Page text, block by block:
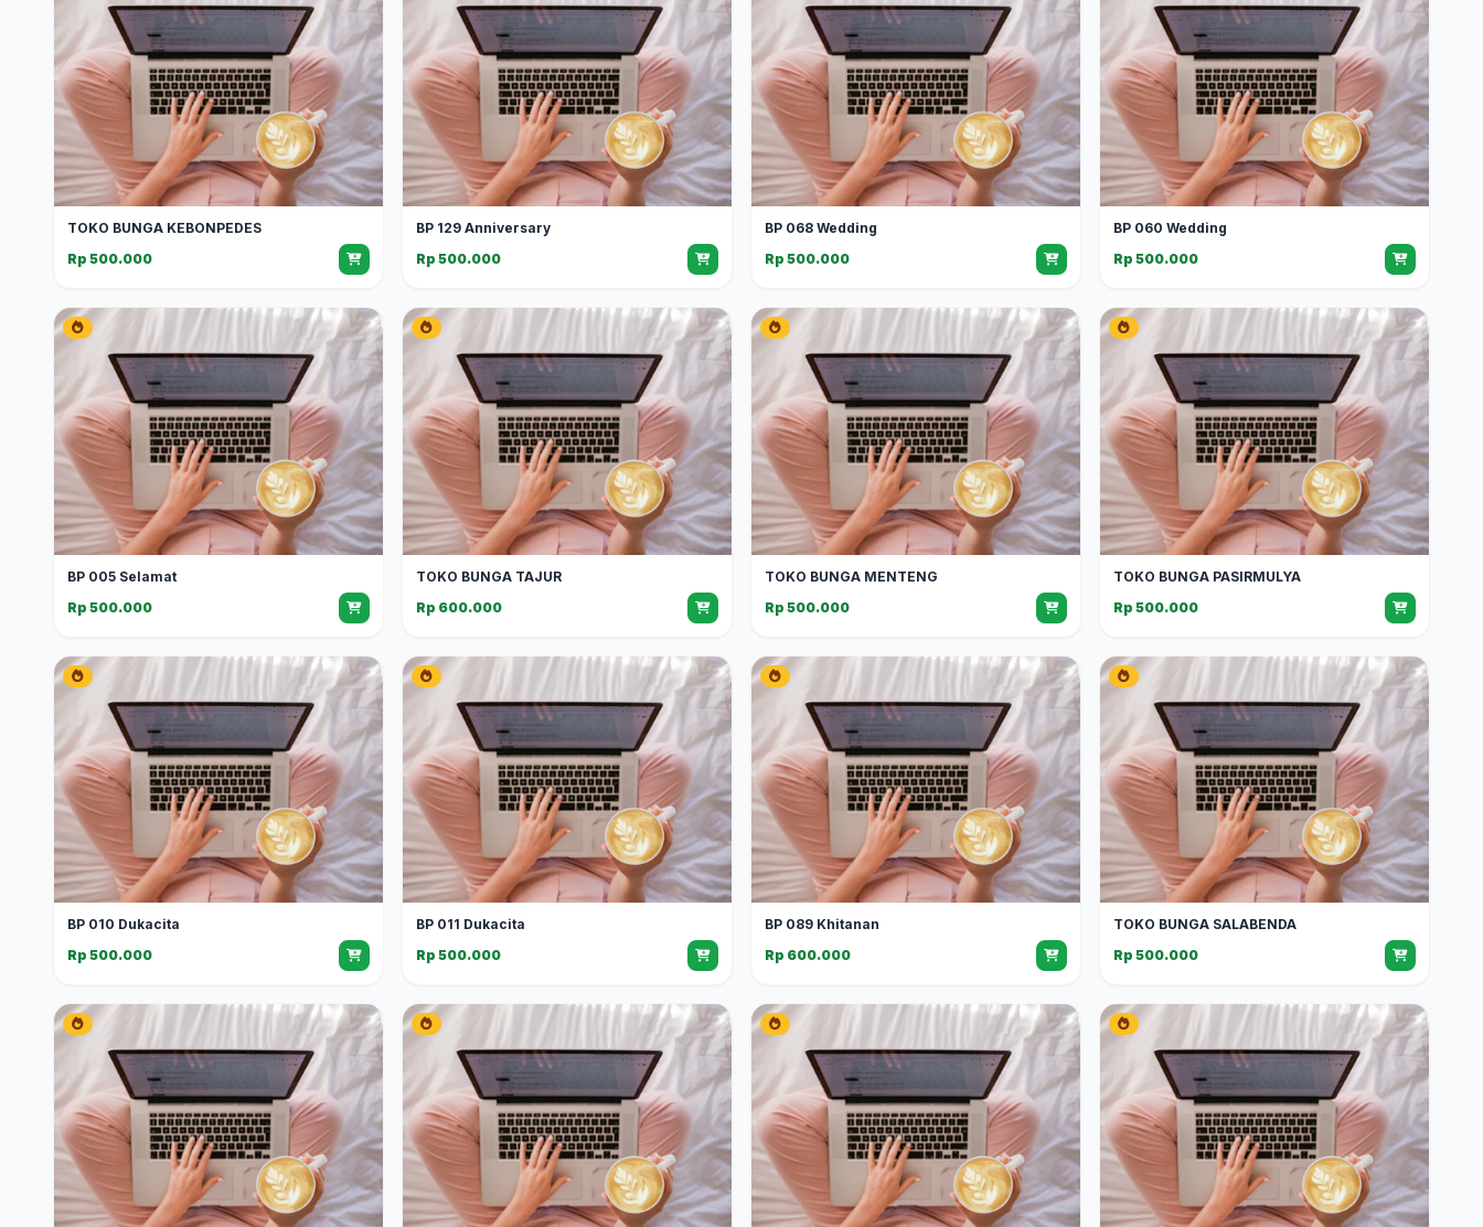
TOKO BUNGA KEBONPEDES
Rp 500.000
BP 129 Anniversary
Rp 500.000
BP 068 Wedding
Rp 500.000
BP 060 Wedding
Rp 500.000
BP 005 Selamat
Rp 500.000
TOKO BUNGA TAJUR
Rp 600.000
TOKO BUNGA MENTENG
Rp 500.000
TOKO BUNGA PASIRMULYA
Rp 500.000
BP 010 Dukacita
Rp 500.000
BP 011 Dukacita
Rp 500.000
BP 089 Khitanan
Rp 600.000
TOKO BUNGA SALABENDA
Rp 500.000